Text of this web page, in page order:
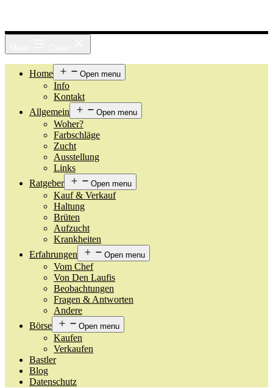
Home Open menu
Info
Kontakt
Allgemein
Open menu
Woher?
Farbschläge
Zucht
Ausstellung
Links
Ratgeber
Open menu
Kauf & Verkauf
Haltung
Brüten
Aufzucht
Krankheiten
Erfahrungen
Open menu
Vom Chef
Von Den Laufis
Beobachtungen
Fragen & Antworten
Andere
Börse
Open menu
Kaufen
Verkaufen
Bastler
Blog
Datenschutz